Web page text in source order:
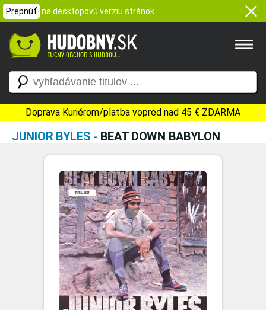
Prepnúť na desktopovú verziu stránok
Doprava Kuriérom/platba vopred nad 45 € ZDARMA
JUNIOR BYLES - BEAT DOWN BABYLON